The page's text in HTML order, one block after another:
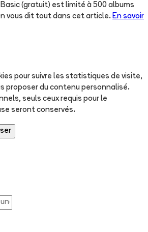
(gratuit) est limité à 500 albums
vous dit tout dans cet article. En savoir
pour suivre les statistiques de visite,
proposer du contenu personnalisé.
seuls ceux requis pour le
seront conservés.